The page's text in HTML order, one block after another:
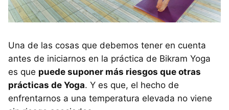
Una de las cosas que debemos tener en cuenta
antes de iniciarnos en la práctica de Bikram Yoga
es que puede suponer más riesgos que otras
prácticas de Yoga. Y es que, el hecho de
enfrentarnos a una temperatura elevada no viene